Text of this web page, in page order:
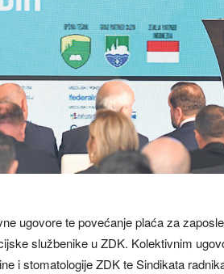
ugovore te povećanje plaća za
službenike u ZDK. Kolektivnim
i stomatologije ZDK te Sindikata